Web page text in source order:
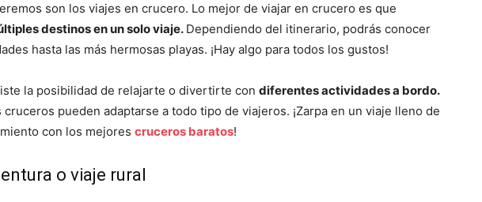
son los viajes en crucero. Lo mejor de viajar en crucero es que
destinos en un solo viaje. Dependiendo del itinerario, podrás conocer
hasta las más hermosas playas. ¡Hay algo para todos los gustos!
la posibilidad de relajarte o divertirte con diferentes actividades a bordo.
pueden adaptarse a todo tipo de viajeros. ¡Zarpa en un viaje lleno de
con los mejores cruceros baratos!
o viaje rural